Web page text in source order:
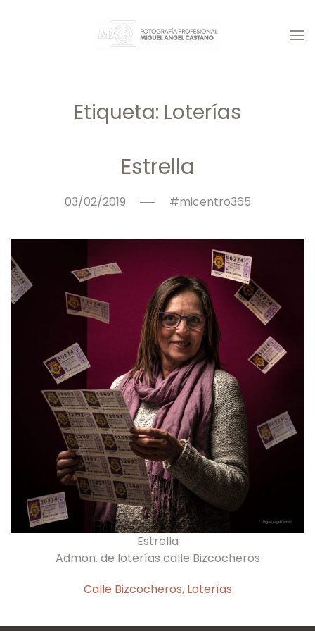
Etiqueta: Loterías
Estrella
03/02/2019 #micentro365
Estrella
Admon. de loterías calle Bizcocheros
Calle Bizcocheros, Loterías